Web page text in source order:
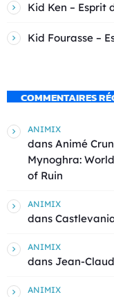
Kid Ken – Esprit
Kid Fourasse –
COMMENTAIRES
ANIMIX
dans Animé
Mynoghra:
of Ruin
ANIMIX
dans
ANIMIX
dans Jean-
ANIMIX